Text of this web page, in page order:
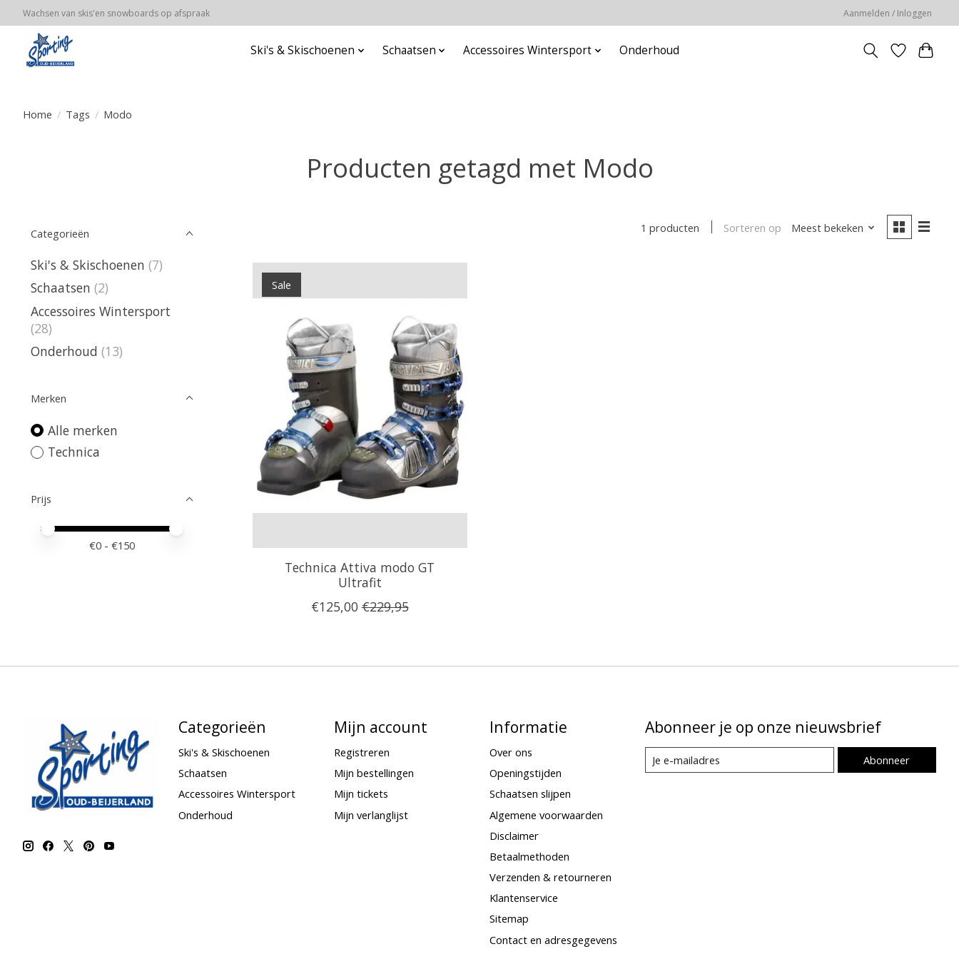
Wachsen van skis'en snowboards op afspraak Aanmelden / Inloggen
Ski's & Skischoenen Schaatsen Accessoires Wintersport Onderhoud
Home / Tags / Modo
Producten getagd met Modo
Categorieën
Ski's & Skischoenen (7)
Schaatsen (2)
Accessoires Wintersport
(28)
Onderhoud (13)
Merken
Alle merken
Technica
Prijs
Minimale prijswaarde
Price maximum value
€0 - €150
1 producten Sorteren op Meest bekeken
Sale
Technica Attiva modo GT
Ultrafit
€125,00 €229,95
Categorieën
Ski's & Skischoenen
Schaatsen
Accessoires Wintersport
Onderhoud
Mijn account
Registreren
Mijn bestellingen
Mijn tickets
Mijn verlanglijst
Informatie
Over ons
Openingstijden
Schaatsen slijpen
Algemene voorwaarden
Disclaimer
Betaalmethoden
Verzenden & retourneren
Klantenservice
Sitemap
Contact en adresgegevens
Abonneer je op onze nieuwsbrief
Abonneer